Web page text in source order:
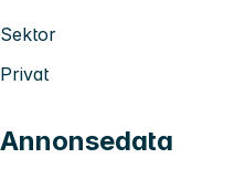
Sektor
Privat
Annonsedata